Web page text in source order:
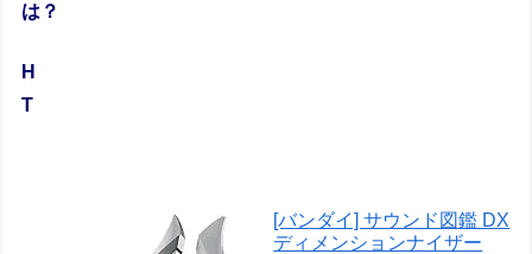
は？
H
T
[バンダイ] サウンド図鑑 DX
ディメンションナイザー